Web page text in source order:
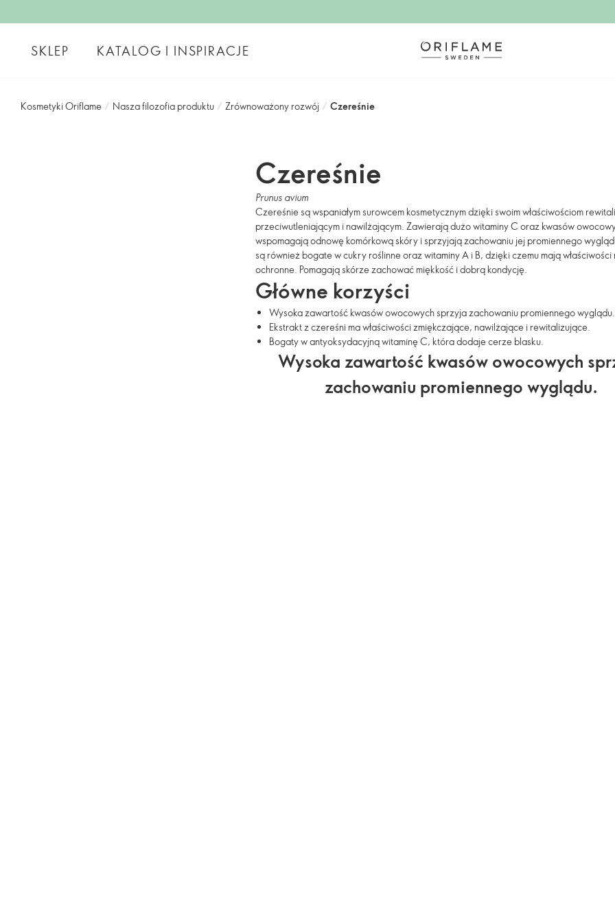
SKLEP KATALOG I INSPIRACJE
Kosmetyki Oriflame / Nasza filozofia produktu / Zrównoważony rozwój / Czereśnie
Czereśnie
Prunus avium
Czereśnie są wspaniałym surowcem kosmetycznym dzięki swoim właściwościom
przeciwutleniającym i nawilżającym. Zawierają dużo witaminy C oraz kwasów
wspomagają odnowę komórkową skóry i sprzyjają zachowaniu jej promiennego
są również bogate w cukry roślinne oraz witaminy A i B, dzięki czemu mają
ochronne. Pomagają skórze zachować miękkość i dobrą kondycję.
Główne korzyści
Wysoka zawartość kwasów owocowych sprzyja zachowaniu promiennego wyglądu.
Ekstrakt z czereśni ma właściwości zmiękczające, nawilżające i rewitalizujące.
Bogaty w antyoksydacyjną witaminę C, która dodaje cerze blasku.
Wysoka zawartość kwasów owocowych
zachowaniu promiennego wyglądu.